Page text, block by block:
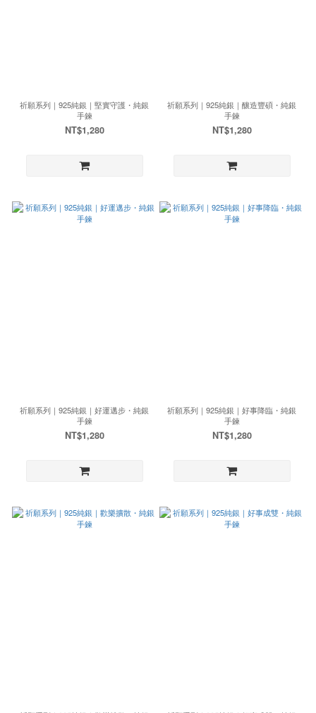
祈願系列｜925純銀｜堅實守護・純銀
手鍊
NT$1,280
祈願系列｜925純銀｜釀造豐碩・純銀
手鍊
NT$1,280
祈願系列｜925純銀｜好運邁步・純銀
手鍊
NT$1,280
祈願系列｜925純銀｜好事降臨・純銀
手鍊
NT$1,280